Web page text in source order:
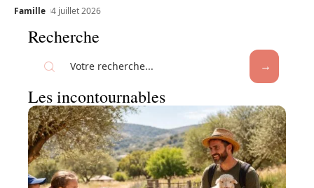
Famille 4 juillet 2026
Recherche
Les incontournables